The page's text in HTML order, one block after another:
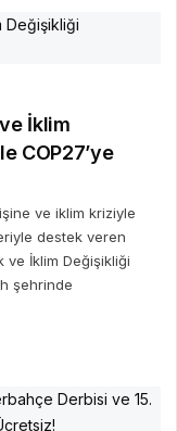
İklim
COP27’ye
ve iklim kriziyle
destek veren
ve İklim Değişikliği
şehrinde